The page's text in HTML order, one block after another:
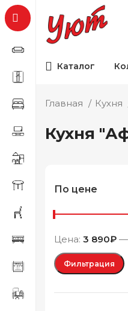
Каталог
Главная Кухня
Кухня
По цене
Фильтрация
Цена: 3 890₽ —